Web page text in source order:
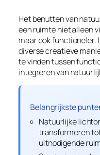
Het benutten van
een ruimte niet alleen
maar ook functioneler.
diverse creatieve
te vinden tussen
integreren van
Belangrijkste
Natuurlijke
transformeren
uitnodigende